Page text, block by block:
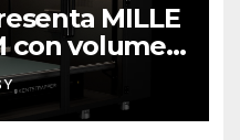
MILLE
con volume
cubo